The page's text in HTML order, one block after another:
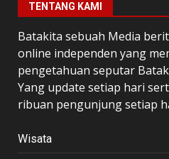
TENTANG KAMI
Batakita sebuah Media
online independen yang
pengetahuan seputar
Yang update setiap hari
ribuan pengunjung setiap
Wisata